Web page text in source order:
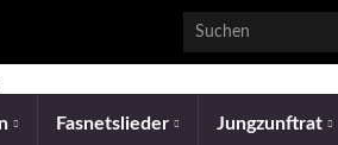
Search for:
Fasnetslieder Jungzunftrat